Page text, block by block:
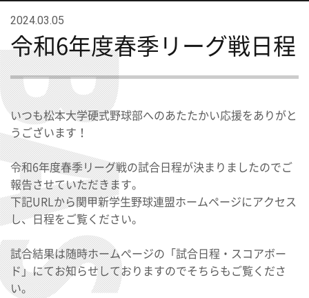
2024.03.05
令和6年度春季リーグ戦日程
いつも松本大学硬式野球部へのあたたかい応援をありがと
うございます！
令和6年度春季リーグ戦の試合日程が決まりましたのでご
報告させていただきます。
下記URLから関甲新学生野球連盟ホームページにアクセス
し、日程をご覧ください。
試合結果は随時ホームぺージの「試合日程・スコアボー
ド」にてお知らせしておりますのでそちらもご覧くださ
い。